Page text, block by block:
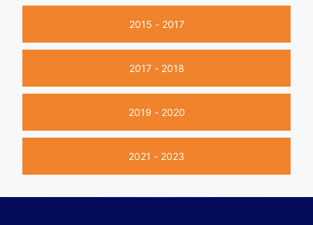
2015 - 2017
2017 - 2018
2019 - 2020
2021 - 2023